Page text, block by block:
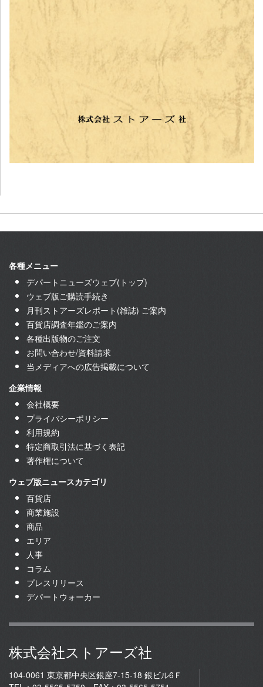
各種メニュー
デパートニューズウェブ(トップ)
ウェブ版ご購読手続き
月刊ストアーズレポート(雑誌) ご案内
百貨店調査年鑑のご案内
各種出版物のご注文
お問い合わせ/資料請求
当メディアへの広告掲載について
企業情報
会社概要
プライバシーポリシー
利用規約
特定商取引法に基づく表記
著作権について
ウェブ版ニュースカテゴリ
百貨店
商業施設
商品
エリア
人事
コラム
プレスリリース
デパートウォーカー
株式会社ストアーズ社
104-0061 東京都中央区銀座7-15-18 銀ビル6Ｆ